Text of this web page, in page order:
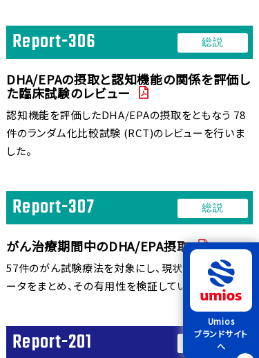
Report-306 総説
DHA/EPAの摂取と認知機能の関係を評価し
た臨床試験のレビュー
認知機能を評価したDHA/EPAの摂取をともなう 78
件のランダム化比較試験 (RCT)のレビューを行いま
した。
Report-307 総説
がん治療期間中のDHA/EPA摂取
57件のがん試験療法を対象にし、現状の臨床上のデ
ータをまとめ、その有用性を検証しています。
Report-201 血液脳関門
Umios
ブランドサイト
へ